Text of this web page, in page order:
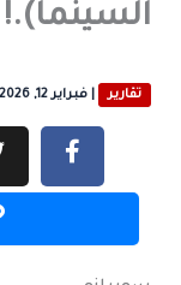
السينما).!
تقارير |فبراير 12, 2026